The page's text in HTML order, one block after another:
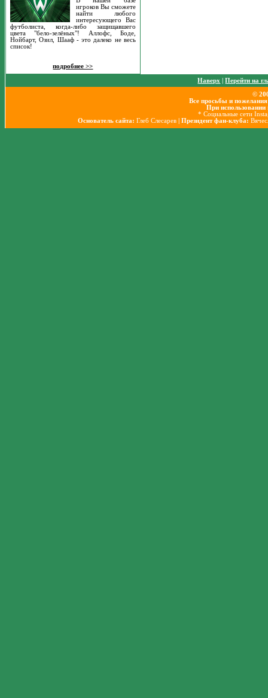
игроков Вы сможете
найти любого
интересующего Вас
футболиста, когда-либо защищавшего
цвета "бело-зелёных"! Аллофс, Боде,
Нойбарт, Озил, Шааф - это далеко не весь
список!
подробнее >>
Наверх |Перейти на
©
Все просьбы и
При использовании
* Социальные сети
Основатель сайта: Глеб Слесарев | Президент фан-клуба: